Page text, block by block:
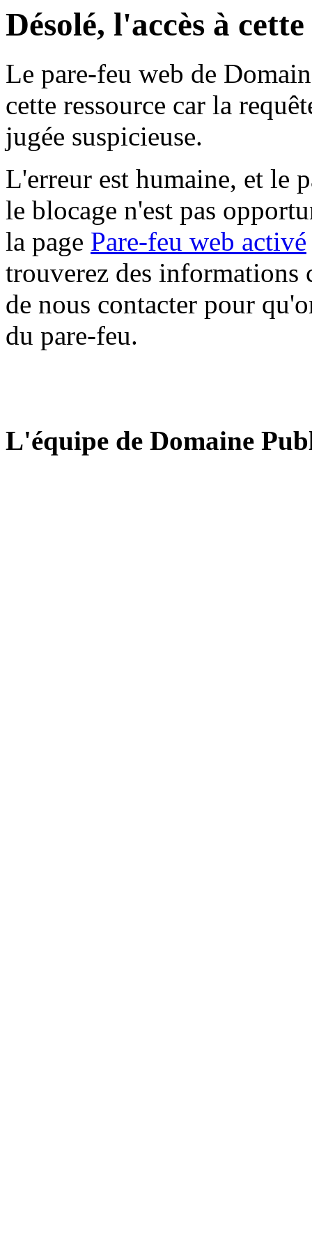
Désolé, l'accès à
Le pare-feu web de
cette ressource car la
jugée suspicieuse.
L'erreur est humaine, et le
le blocage n'est pas
la page Pare-feu web activé
trouverez des informations
de nous contacter pour
du pare-feu.
L'équipe de Domaine